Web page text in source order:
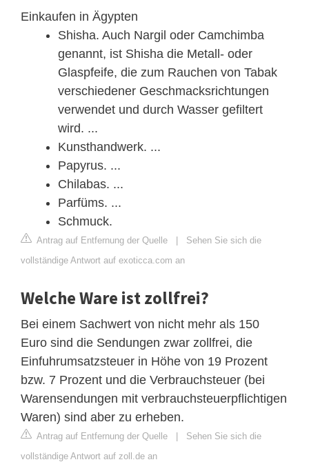
Einkaufen in Ägypten
Shisha. Auch Nargil oder Camchimba
genannt, ist Shisha die Metall- oder
Glaspfeife, die zum Rauchen von Tabak
verschiedener Geschmacksrichtungen
verwendet und durch Wasser gefiltert
wird. ...
Kunsthandwerk. ...
Papyrus. ...
Chilabas. ...
Parfüms. ...
Schmuck.
Antrag auf Entfernung der Quelle | Sehen Sie sich die
vollständige Antwort auf exoticca.com an
Welche Ware ist zollfrei?
Bei einem Sachwert von nicht mehr als 150
Euro sind die Sendungen zwar zollfrei, die
Einfuhrumsatzsteuer in Höhe von 19 Prozent
bzw. 7 Prozent und die Verbrauchsteuer (bei
Warensendungen mit verbrauchsteuerpflichtigen
Waren) sind aber zu erheben.
Antrag auf Entfernung der Quelle | Sehen Sie sich die
vollständige Antwort auf zoll.de an